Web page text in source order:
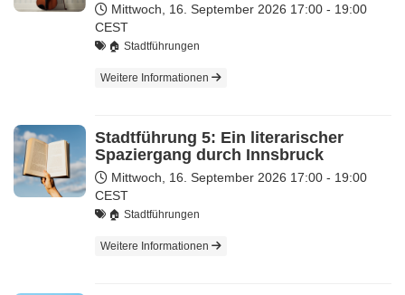
Mittwoch, 16. September 2026 17:00 - 19:00
CEST
🏠 Stadtführungen
Weitere Informationen
Stadtführung 5: Ein literarischer
Spaziergang durch Innsbruck
Mittwoch, 16. September 2026 17:00 - 19:00
CEST
🏠 Stadtführungen
Weitere Informationen